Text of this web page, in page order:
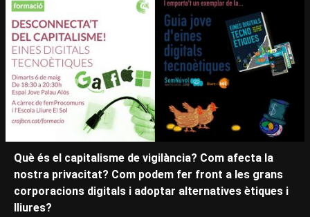
Què és el capitalisme de vigilància? Com afecta la
nostra privacitat? Com podem fer front a les grans
corporacions digitals i adoptar alternatives ètiques i
lliures?